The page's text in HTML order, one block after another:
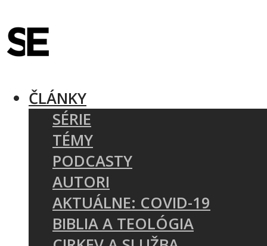
ČLÁNKY
SÉRIE
TÉMY
PODCASTY
AUTORI
AKTUÁLNE: COVID-19
BIBLIA A TEOLÓGIA